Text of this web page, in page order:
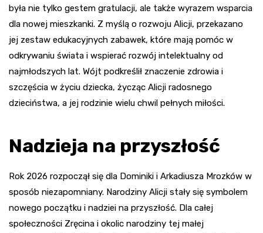
była nie tylko gestem gratulacji, ale także wyrazem wsparcia
dla nowej mieszkanki. Z myślą o rozwoju Alicji, przekazano
jej zestaw edukacyjnych zabawek, które mają pomóc w
odkrywaniu świata i wspierać rozwój intelektualny od
najmłodszych lat. Wójt podkreślił znaczenie zdrowia i
szczęścia w życiu dziecka, życząc Alicji radosnego
dzieciństwa, a jej rodzinie wielu chwil pełnych miłości.
Nadzieja na przyszłość
Rok 2026 rozpoczął się dla Dominiki i Arkadiusza Mrozków w
sposób niezapomniany. Narodziny Alicji stały się symbolem
nowego początku i nadziei na przyszłość. Dla całej
społeczności Zręcina i okolic narodziny tej małej